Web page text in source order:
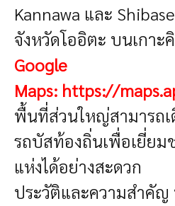
Kannawa และ
จังหวัดโออิตะ บนเกาะ
Google
Maps: https://
พื้นที่ส่วนใหญ่สามารถเ
รถบัสท้องถิ่นเพื่อเยี่ย
แห่งได้อย่างสะดวก
ประวัติและความสำคัญ